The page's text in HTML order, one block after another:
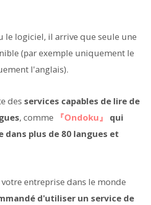
le logiciel, il arrive que seule une
(par exemple uniquement le
l'anglais).
des services capables de lire de
, comme 『Ondoku』
qui
dans plus de 80 langues et
entreprise dans le monde
d'utiliser un service de